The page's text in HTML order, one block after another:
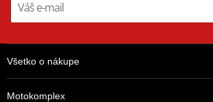
Všetko o nákupe
Motokomplex